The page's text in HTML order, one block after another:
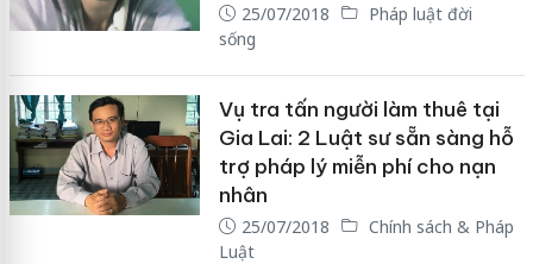
25/07/2018
Pháp luật đời
sống
Vụ tra tấn người làm thuê tại
Gia Lai: 2 Luật sư sẵn sàng hỗ
trợ pháp lý miễn phí cho nạn
nhân
25/07/2018
Chính sách & Pháp
Luật